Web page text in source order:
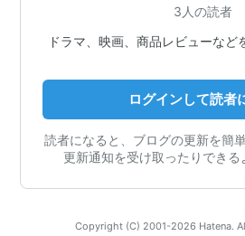
3人の読者
ドラマ、映画、商品レビューなど
ログインして読者
読者になると、ブログの更新を簡
更新通知を受け取ったりできる
Copyright (C) 2001-2026 Hatena.